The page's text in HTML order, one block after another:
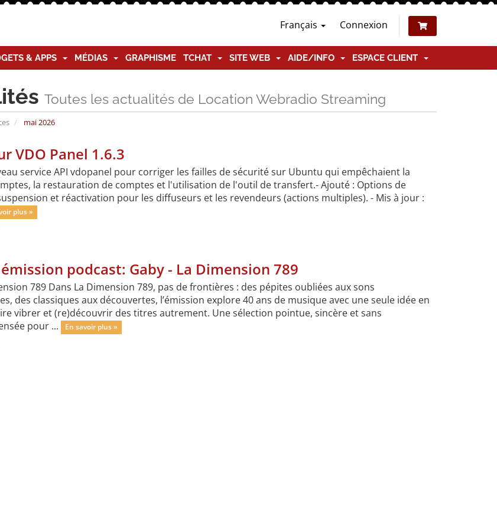
Français Connexion
& APPS MÉDIAS GRAPHISME TCHAT SITE WEB AIDE/INFO ESPACE CLIENT
Toutes les actualités de Location Webradio Streaming
mai 2026
VDO Panel 1.6.3
service API vdopanel pour corriger les failles de sécurité sur Ubuntu qui empêchaient la
la restauration de comptes et l'utilisation de l'outil de transfert.- Ajouté : Options de
et réactivation pour les diffuseurs et les revendeurs (actions multiples). - Mis à jour :
plus »
podcast: Gaby - La Dimension 789
789 Dans La Dimension 789, pas de frontières : des pépites oubliées aux sons
des classiques aux découvertes, l’émission explore 40 ans de musique avec une seule idée en
vibrer et (re)découvrir des titres autrement. Une sélection pointue, sincère et sans
pour ...
En savoir plus »